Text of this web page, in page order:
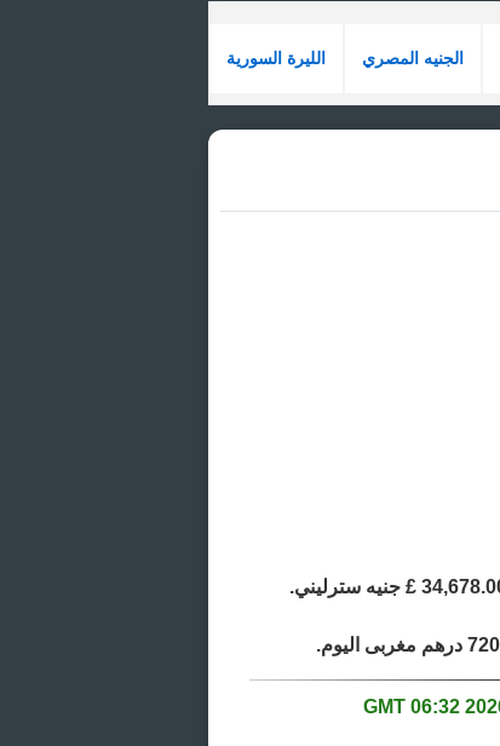
الليرة السورية الجنيه المصري
06:32 GMT